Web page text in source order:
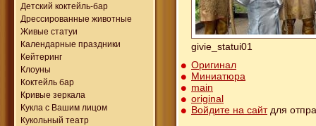
Детский коктейль-бар
Дрессированные животные
Живые статуи
Календарные праздники
Кейтеринг
Клоуны
Коктейль бар
Кривые зеркала
Кукла с Вашим лицом
Кукольный театр
givie_statui01
Оригинал
Миниатюра
main
original
Войдите на сайтдля